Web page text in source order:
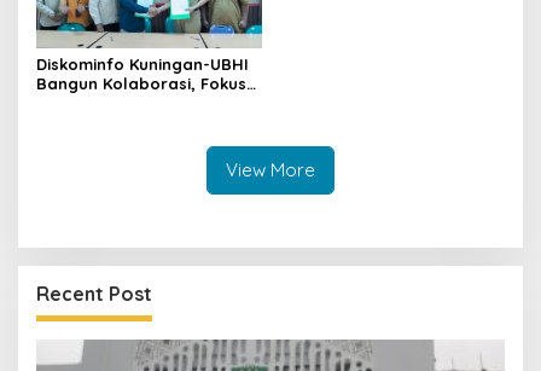
Diskominfo Kuningan-UBHI
Bangun Kolaborasi, Fokus
View More
Recent Post